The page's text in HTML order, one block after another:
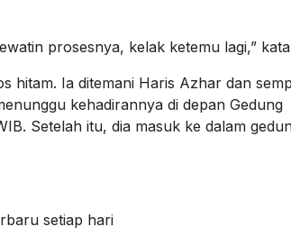
prosesnya, kelak ketemu lagi,”
hitam. Ia ditemani Haris Azhar dan
kehadirannya di depan Gedung
Setelah itu, dia masuk ke dalam
setiap hari